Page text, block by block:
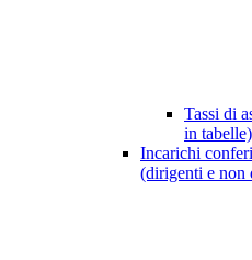
Tassi di
in tabelle)
Incarichi
(dirigenti e non